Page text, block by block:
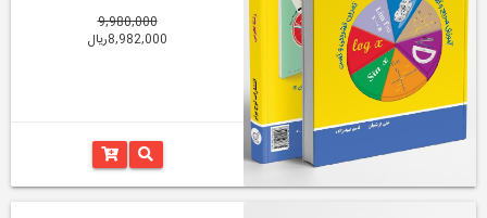
9,980,000
8,982,000ریال